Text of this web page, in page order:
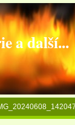
a další...